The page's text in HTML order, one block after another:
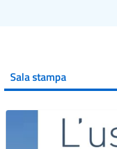
Sala stampa